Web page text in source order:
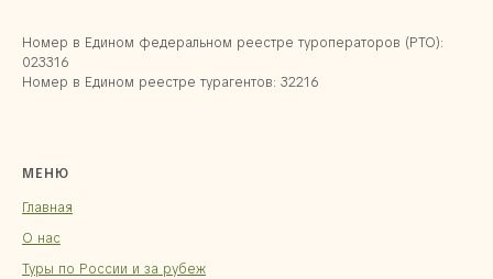
Номер в Едином федеральном реестре туроператоров (РТО):
023316
Номер в Едином реестре турагентов: 32216
МЕНЮ
Главная
О нас
Туры по России и за рубеж